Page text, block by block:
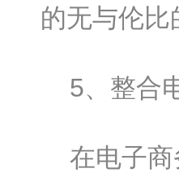
的无与伦比
5、整合
在电子商